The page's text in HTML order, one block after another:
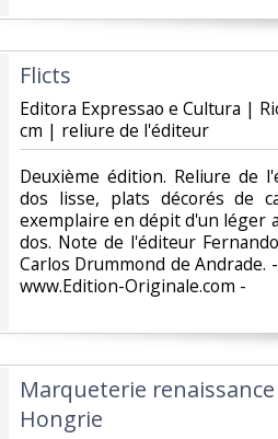
‎Flicts‎
‎Editora Expressao e Cultura |
cm | reliure de l'éditeur‎
‎Deuxième édition. Reliure de
dos lisse, plats décorés de
exemplaire en dépit d'un léger
dos. Note de l'éditeur
Carlos Drummond de
www.Edition-Originale.com -‎
‎Marqueterie
Hongrie‎